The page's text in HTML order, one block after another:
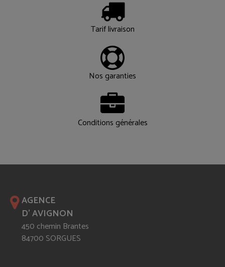
Tarif livraison
Nos garanties
Conditions générales
AGENCE
D' AVIGNON
450 chemin Brantes
84700 SORGUES